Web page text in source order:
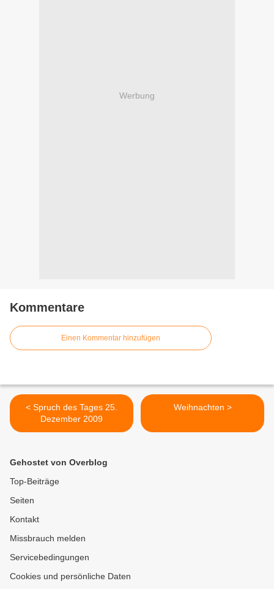
Werbung
Kommentare
Einen Kommentar hinzufügen
< Spruch des Tages 25.
Dezember 2009
Weihnachten >
Gehostet von Overblog
Top-Beiträge
Seiten
Kontakt
Missbrauch melden
Servicebedingungen
Cookies und persönliche Daten